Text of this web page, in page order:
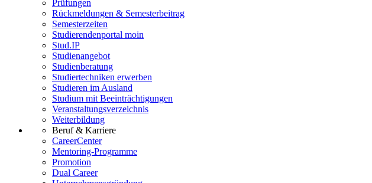
Prüfungen
Rückmeldungen & Semesterbeitrag
Semesterzeiten
Studierendenportal moin
Stud.IP
Studienangebot
Studienberatung
Studiertechniken erwerben
Studieren im Ausland
Studium mit Beeinträchtigungen
Veranstaltungsverzeichnis
Weiterbildung
Beruf & Karriere
CareerCenter
Mentoring-Programme
Promotion
Dual Career